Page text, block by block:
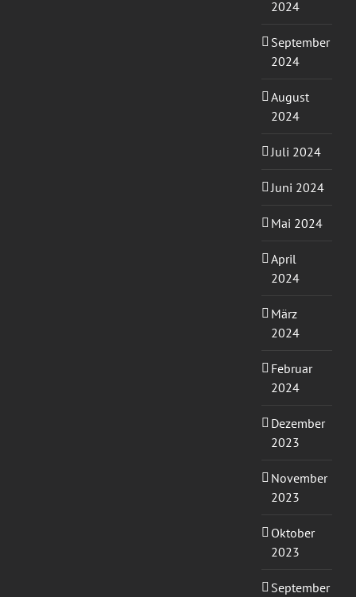
2024
September
2024
August
2024
Juli 2024
Juni 2024
Mai 2024
April
2024
März
2024
Februar
2024
Dezember
2023
November
2023
Oktober
2023
September